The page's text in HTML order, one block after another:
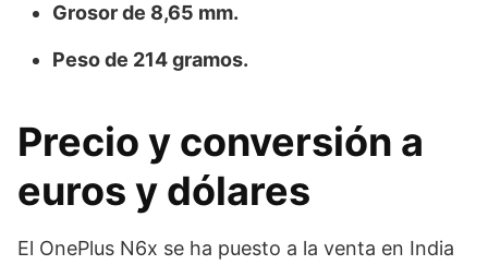
Grosor de 8,65 mm.
Peso de 214 gramos.
Precio y conversión a
euros y dólares
El OnePlus N6x se ha puesto a la venta en India